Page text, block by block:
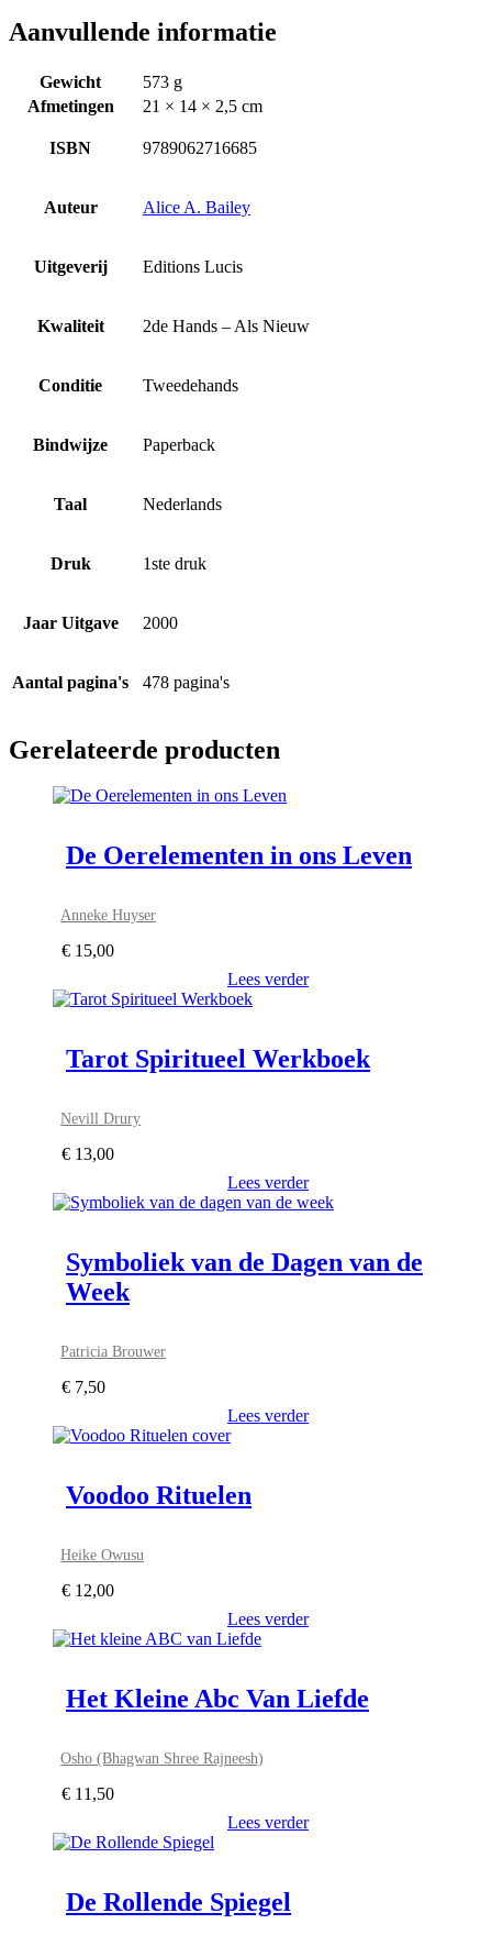
Aanvullende informatie
Gewicht
573 g
Afmetingen
21 × 14 × 2,5 cm
ISBN 9789062716685
Auteur Alice A. Bailey
Uitgeverij Editions Lucis
Kwaliteit 2de Hands – Als Nieuw
Conditie Tweedehands
Bindwijze Paperback
Taal Nederlands
Druk 1ste druk
Jaar Uitgave 2000
Aantal pagina's 478 pagina's
Gerelateerde producten
De Oerelementen in ons Leven
Anneke Huyser
€ 15,00
Lees verder
Tarot Spiritueel Werkboek
Nevill Drury
€ 13,00
Lees verder
Symboliek van de Dagen van de
Week
Patricia Brouwer
€ 7,50
Lees verder
Voodoo Rituelen
Heike Owusu
€ 12,00
Lees verder
Het Kleine Abc Van Liefde
Osho (Bhagwan Shree Rajneesh)
€ 11,50
Lees verder
De Rollende Spiegel